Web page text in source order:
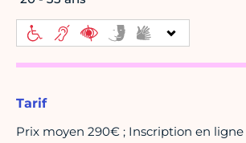
Tarif
Prix moyen 290€ ; Inscription en